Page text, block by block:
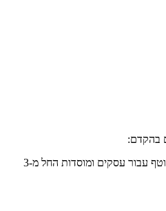
בהקדם:
עבור עסקים ומוסדות
החל מ-3